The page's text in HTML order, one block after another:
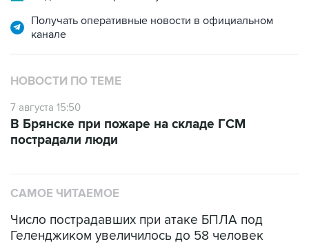
Получать оперативные новости в официальном
канале
НОВОСТИ ПО ТЕМЕ
7 августа 15:50
В Брянске при пожаре на складе ГСМ
пострадали люди
САМОЕ ЧИТАЕМОЕ
Число пострадавших при атаке БПЛА под
Геленджиком увеличилось до 58 человек